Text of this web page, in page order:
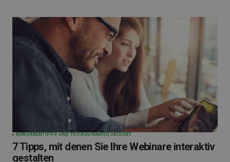
BEWORBENTIPPS UND TRICKSUNKATEGORISIERT
7 Tipps, mit denen Sie Ihre Webinare interaktiv
gestalten